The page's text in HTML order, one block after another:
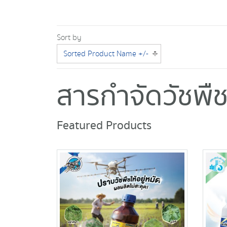
Sort by
Sorted Product Name +/-
สารกำจัดวัชพื
Featured Products